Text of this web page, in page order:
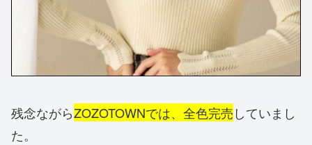
残念ながらZOZOTOWNでは、全色完売していまし
た。